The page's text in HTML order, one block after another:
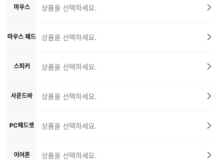
마우스 상품을 선택하세요.
마우스 패드 상품을 선택하세요.
스피커 상품을 선택하세요.
사운드바 상품을 선택하세요.
PC헤드셋 상품을 선택하세요.
이어폰 상품을 선택하세요.